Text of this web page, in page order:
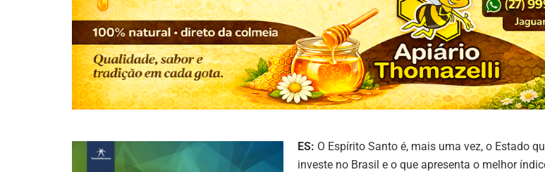
ES: O Espírito Santo é, mais uma vez, o Estado
investe no Brasil e o que apresenta o melhor